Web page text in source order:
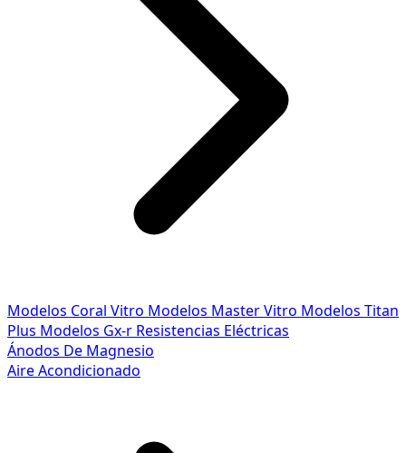
Modelos Coral Vitro Modelos Master Vitro Modelos Titan
Plus Modelos Gx-r Resistencias Eléctricas
Ánodos De Magnesio
Aire Acondicionado